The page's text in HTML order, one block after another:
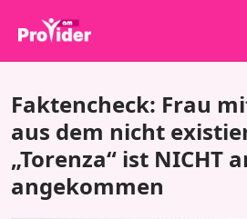
Über uns
Anmelden
Registrieren
Faktencheck: Frau
aus dem nicht
„Torenza“ ist NICHT
angekommen